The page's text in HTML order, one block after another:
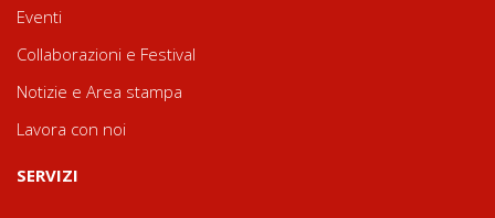
Eventi
Collaborazioni e Festival
Notizie e Area stampa
Lavora con noi
SERVIZI